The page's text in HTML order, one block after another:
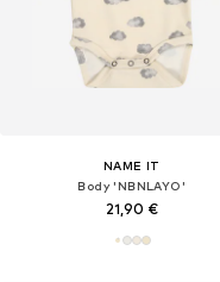
NAME IT
Body 'NBNLAYO'
21,90 €